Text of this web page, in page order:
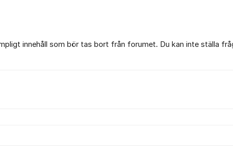
innehåll som bör tas bort från forumet. Du kan inte ställa